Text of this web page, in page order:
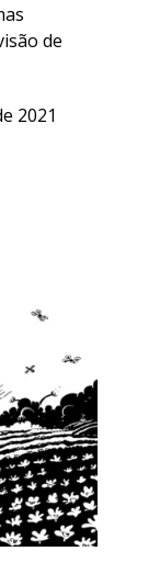
de
2021